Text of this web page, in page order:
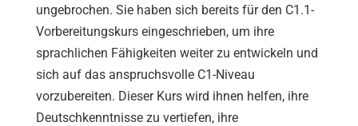
ungebrochen. Sie haben sich bereits für den C1.1-
Vorbereitungskurs eingeschrieben, um ihre
sprachlichen Fähigkeiten weiter zu entwickeln und
sich auf das anspruchsvolle C1-Niveau
vorzubereiten. Dieser Kurs wird ihnen helfen, ihre
Deutschkenntnisse zu vertiefen, ihre